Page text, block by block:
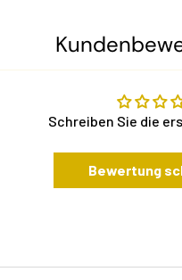
Schreiben Sie die
Bewertung